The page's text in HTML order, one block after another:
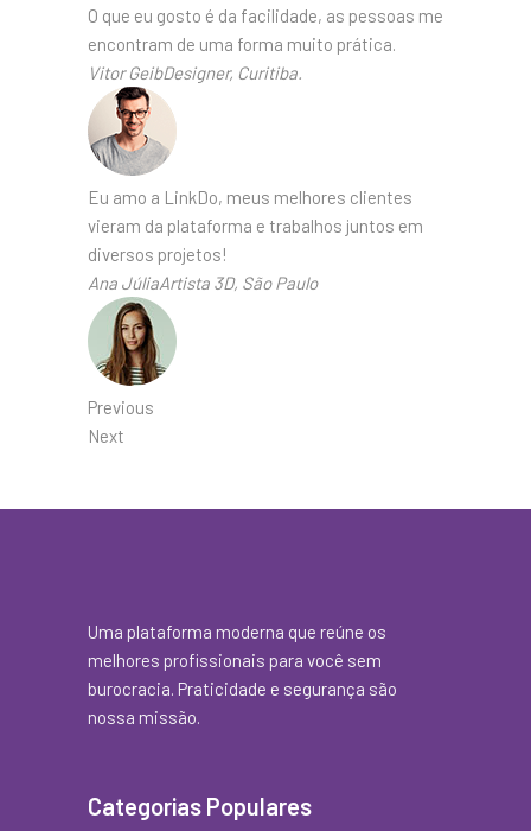
O que eu gosto é da facilidade, as pessoas me
encontram de uma forma muito prática.
Vitor GeibDesigner, Curitiba.
Eu amo a LinkDo, meus melhores clientes
vieram da plataforma e trabalhos juntos em
diversos projetos!
Ana JúliaArtista 3D, São Paulo
Previous
Next
Uma plataforma moderna que reúne os
melhores profissionais para você sem
burocracia. Praticidade e segurança são
nossa missão.
Categorias Populares